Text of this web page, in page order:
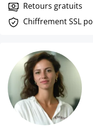
Retours gratuits
Chiffrement SSL